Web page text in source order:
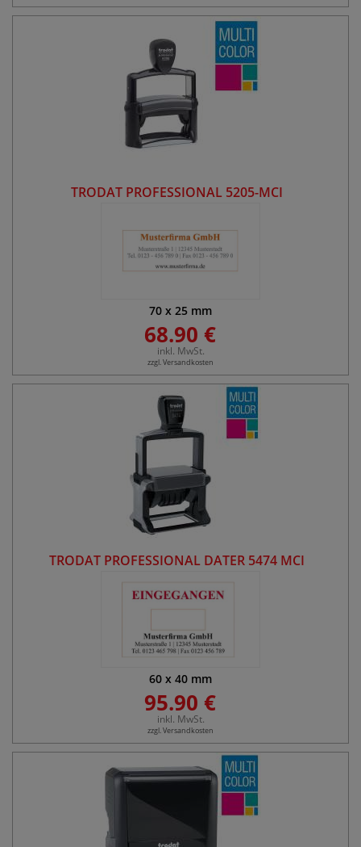
TRODAT PROFESSIONAL 5205-MCI
70 x 25 mm
68.90 €
inkl. MwSt.
zzgl. Versandkosten
TRODAT PROFESSIONAL DATER 5474 MCI
60 x 40 mm
95.90 €
inkl. MwSt.
zzgl. Versandkosten